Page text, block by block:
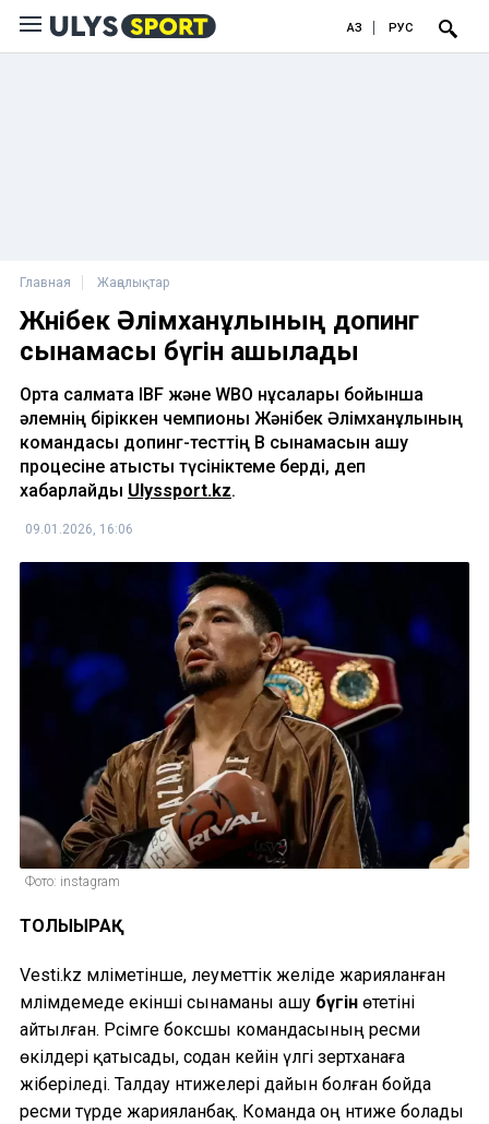
ҚАЗ РУС
Главная Жаңалықтар
Жәнібек Әлімханұлының допинг
сынамасы бүгін ашылады
Орта салмақта IBF және WBO нұсқалары бойынша
әлемнің біріккен чемпионы Жәнібек Әлімханұлының
командасы допинг-тесттің B сынамасын ашу
процесіне қатысты түсініктеме берді, деп
хабарлайды Ulyssport.kz.
09.01.2026, 16:06
Фото: instagram
ТОЛЫҒЫРАҚ
Vesti.kz мәліметінше, әлеуметтік желіде жарияланған
мәлімдемеде екінші сынаманы ашу бүгін өтетіні
айтылған. Рәсімге боксшы командасының ресми
өкілдері қатысады, содан кейін үлгі зертханаға
жіберіледі. Талдау нәтижелері дайын болған бойда
ресми түрде жарияланбақ. Команда оң нәтиже болады